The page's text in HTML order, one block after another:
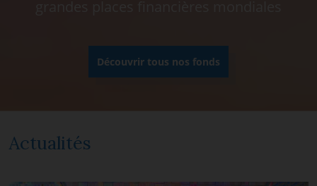
Découvrir tous nos fonds
Actualités